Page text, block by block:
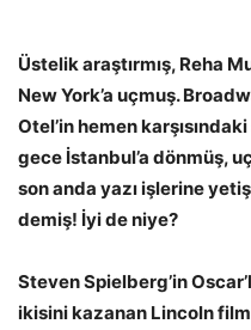
Üstelik araştırmış, Reha
New York’a uçmuş.
Otel’in hemen
gece İstanbul’a dönmüş,
son anda yazı işlerine
demiş! İyi de niye?
Steven Spielberg’in
ikisini kazanan Lincoln